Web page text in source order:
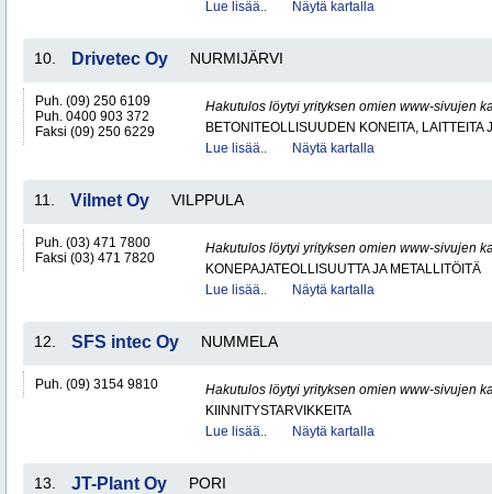
Lue lisää..
Näytä kartalla
10. Drivetec Oy NURMIJÄRVI
Puh. (09) 250 6109
Puh. 0400 903 372
Faksi (09) 250 6229
Hakutulos löytyi yrityksen omien www-sivujen
BETONITEOLLISUUDEN KONEITA, LAITTEITA
Lue lisää..
Näytä kartalla
11. Vilmet Oy VILPPULA
Puh. (03) 471 7800
Faksi (03) 471 7820
Hakutulos löytyi yrityksen omien www-sivujen
KONEPAJATEOLLISUUTTA JA METALLITÖITÄ
Lue lisää..
Näytä kartalla
12. SFS intec Oy NUMMELA
Puh. (09) 3154 9810
Hakutulos löytyi yrityksen omien www-sivujen
KIINNITYSTARVIKKEITA
Lue lisää..
Näytä kartalla
13. JT-Plant Oy PORI